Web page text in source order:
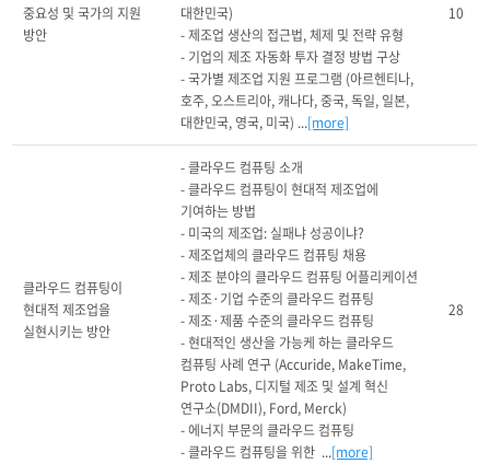
중요성 및 국가의 지원
방안
대한민국)
- 제조업 생산의 접근법, 체제 및 전략 유형
- 기업의 제조 자동화 투자 결정 방법 구상
- 국가별 제조업 지원 프로그램 (아르헨티나,
호주, 오스트리아, 캐나다, 중국, 독일, 일본,
대한민국, 영국, 미국) ...[more]
10
클라우드 컴퓨팅이
현대적 제조업을
실현시키는 방안
- 클라우드 컴퓨팅 소개
- 클라우드 컴퓨팅이 현대적 제조업에
기여하는 방법
- 미국의 제조업: 실패냐 성공이냐?
- 제조업체의 클라우드 컴퓨팅 채용
- 제조 분야의 클라우드 컴퓨팅 어플리케이션
- 제조·기업 수준의 클라우드 컴퓨팅
- 제조·제품 수준의 클라우드 컴퓨팅
- 현대적인 생산을 가능케 하는 클라우드
컴퓨팅 사례 연구 (Accuride, MakeTime,
Proto Labs, 디지털 제조 및 설계 혁신
연구소(DMDII), Ford, Merck)
- 에너지 부문의 클라우드 컴퓨팅
- 클라우드 컴퓨팅을 위한  ...[more]
28